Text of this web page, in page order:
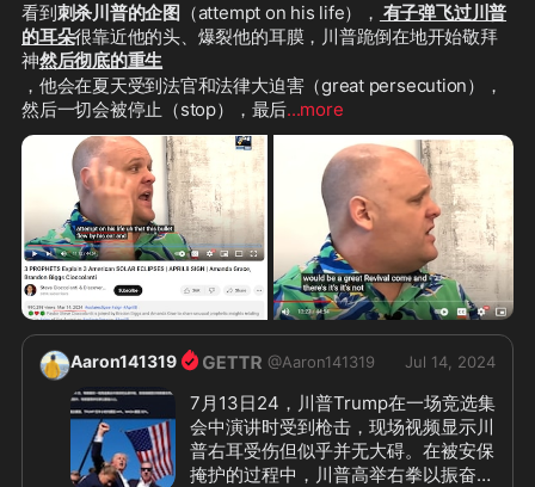
看到刺杀川普的企图 （attempt on his life）， 有子弹飞过川普
的耳朵很靠近他的头、爆裂他的耳膜，川普跪倒在地开始敬拜
神然后彻底的重生
，他会在夏天受到法官和法律大迫害（great persecution），
然后一切会被停止（stop），最后...more
Aaron141319 @Aaron141319 Jul 14, 2024
7月13日24，川普Trump在一场竞选集
会中演讲时受到枪击，现场视频显示川
普右耳受伤但似乎并无大碍。在被安保
掩护的过程中，川普高举右拳以振奋人